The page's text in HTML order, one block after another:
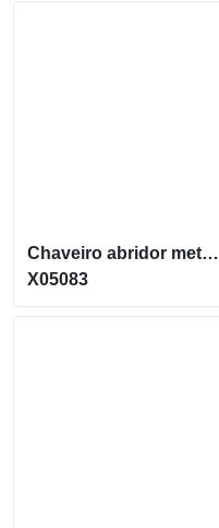
Chaveiro abridor metálico em formato de chinelo X05083
X05083